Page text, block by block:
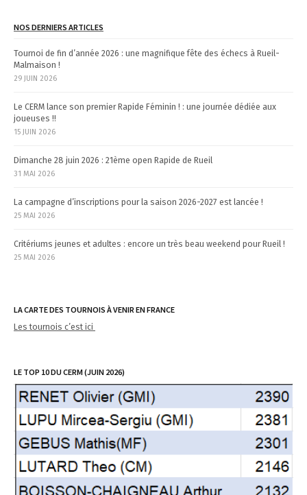
t
i
o
n
NOS DERNIERS ARTICLES
Tournoi de fin d’année 2026 : une magnifique fête des échecs à Rueil-
Malmaison !
29 JUIN 2026
Le CERM lance son premier Rapide Féminin ! : une journée dédiée aux
joueuses !!
15 JUIN 2026
Dimanche 28 juin 2026 : 21ème open Rapide de Rueil
31 MAI 2026
La campagne d’inscriptions pour la saison 2026-2027 est lancée !
25 MAI 2026
Critériums jeunes et adultes : encore un très beau weekend pour Rueil !
25 MAI 2026
LA CARTE DES TOURNOIS À VENIR EN FRANCE
Les tournois c’est ici
LE TOP 10 DU CERM (JUIN 2026)